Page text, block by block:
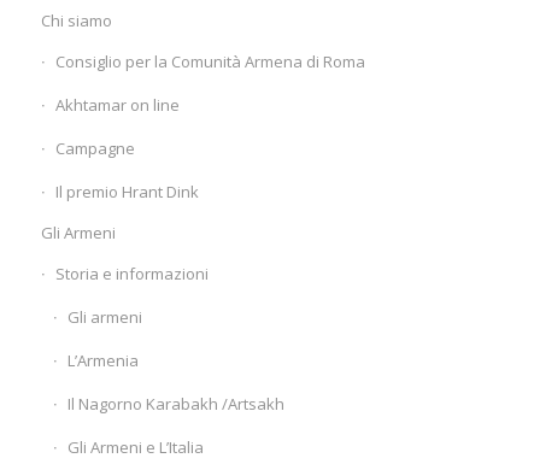
Chi siamo
Consiglio per la Comunità Armena di Roma
Akhtamar on line
Campagne
Il premio Hrant Dink
Gli Armeni
Storia e informazioni
Gli armeni
L’Armenia
Il Nagorno Karabakh /Artsakh
Gli Armeni e L’Italia